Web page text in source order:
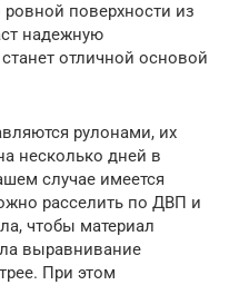
поверхности из
надежную
отличной основой
рулонами, их
несколько дней в
случае имеется
расселить по ДВП и
чтобы материал
выравнивание
При этом